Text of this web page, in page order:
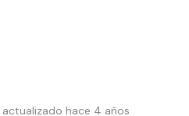
actualizado hace 4 años